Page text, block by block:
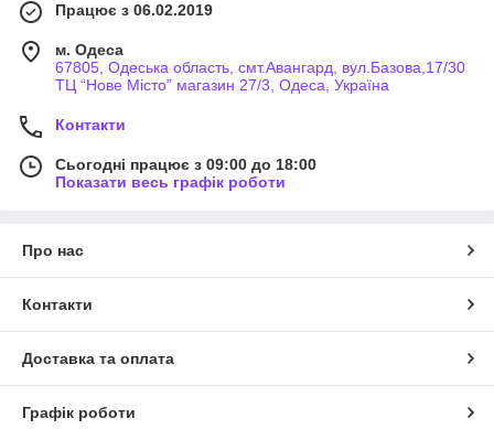
Працює з 06.02.2019
м. Одеса
67805, Одеська область, смт.Авангард, вул.Базова,17/30
ТЦ “Нове Місто” магазин 27/3, Одеса, Україна
Контакти
Сьогодні працює з 09:00 до 18:00
Показати весь графік роботи
Про нас
Контакти
Доставка та оплата
Графік роботи